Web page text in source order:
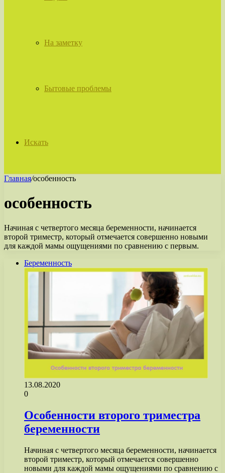
На заметку
Бытовые проблемы
Искать
Главная/особенность
особенность
Начиная с четвертого месяца беременности, начинается
второй триместр, который отмечается совершенно новыми
для каждой мамы ощущениями по сравнению с первым.
Беременность
13.08.2020
0
Особенности второго триместра
беременности
Начиная с четвертого месяца беременности, начинается
второй триместр, который отмечается совершенно
новыми для каждой мамы ощущениями по сравнению с